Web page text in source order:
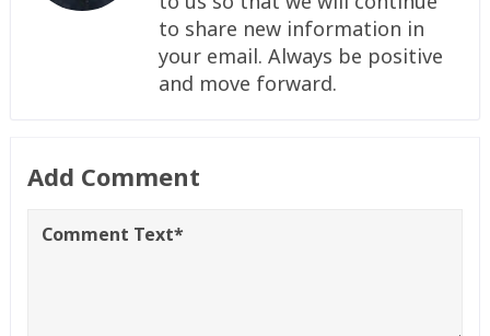
to share new information in
your email. Always be positive
and move forward.
Add Comment